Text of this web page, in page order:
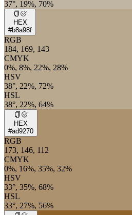
37°, 19%, 70%
HEX
#b8a98f
RGB
184, 169, 143
CMYK
0%, 8%, 22%, 28%
HSV
38°, 22%, 72%
HSL
38°, 22%, 64%
HEX
#ad9270
RGB
173, 146, 112
CMYK
0%, 16%, 35%, 32%
HSV
33°, 35%, 68%
HSL
33°, 27%, 56%